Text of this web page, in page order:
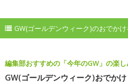
GW(ゴールデンウィーク)のおでか
編集部おすすめの「今年のGW」の楽
GW(ゴールデンウィーク)おでか